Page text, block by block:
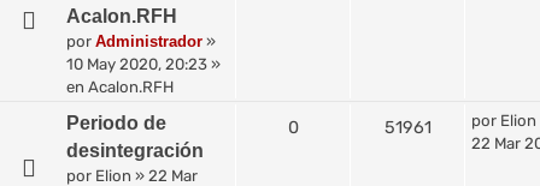
Acalon.RFH
por Administrador »
10 May 2020, 20:23 »
en Acalon.RFH
Periodo de
desintegración
por Elion » 22 Mar
0 51961 por Elion
22 Mar